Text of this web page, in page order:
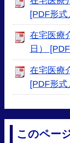
[PDF形式
在宅医療
日）
在宅医療
[PDF形式
このペー